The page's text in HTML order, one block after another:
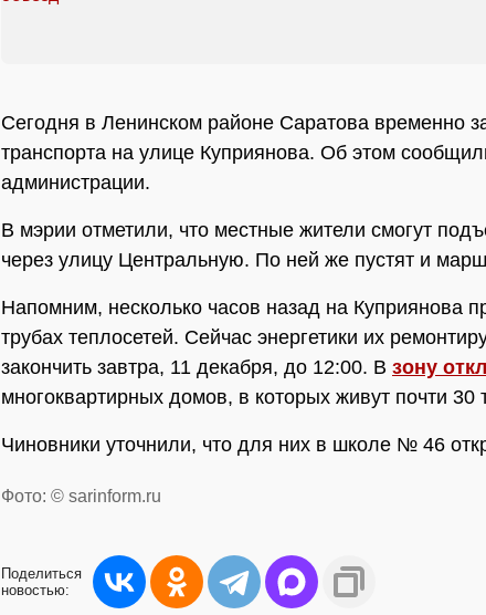
Сегодня в Ленинском районе Саратова временно
транспорта на улице Куприянова. Об этом
администрации.
В мэрии отметили, что местные жители смогут
через улицу Центральную. По ней же пустят и
Напомним, несколько часов назад на Куприянова
трубах теплосетей. Сейчас энергетики их
закончить завтра, 11 декабря, до 12:00. В зону
многоквартирных домов, в которых живут почти 30
Чиновники уточнили, что для них в школе № 46
Фото: © sarinform.ru
Поделиться
новостью: